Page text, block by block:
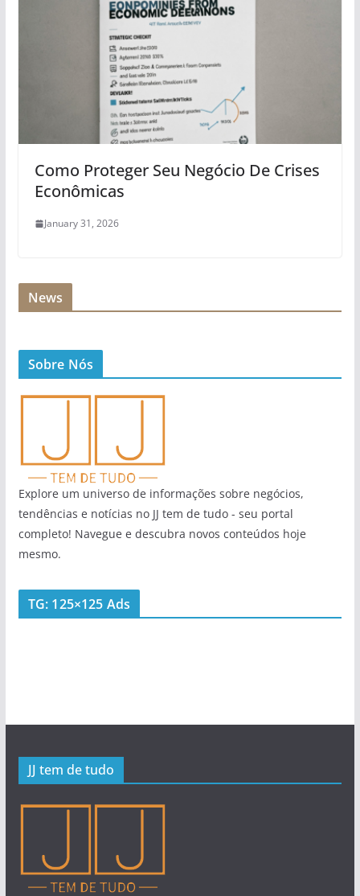
Como Proteger Seu Negócio De Crises
Econômicas
January 31, 2026
News
Sobre Nós
Explore um universo de informações sobre negócios,
tendências e notícias no JJ tem de tudo - seu portal
completo! Navegue e descubra novos conteúdos hoje
mesmo.
TG: 125×125 Ads
JJ tem de tudo